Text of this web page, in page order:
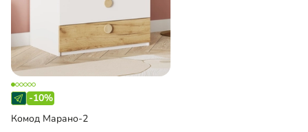
-10%
Комод Марано-2